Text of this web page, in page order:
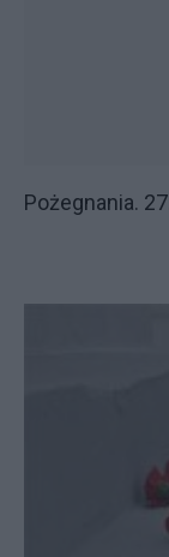
Pożegnania.